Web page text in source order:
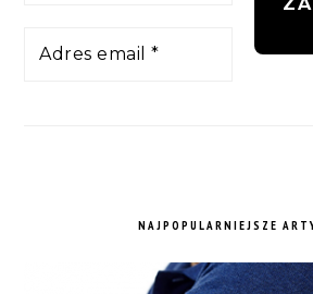
NAJPOPULARNIEJSZE